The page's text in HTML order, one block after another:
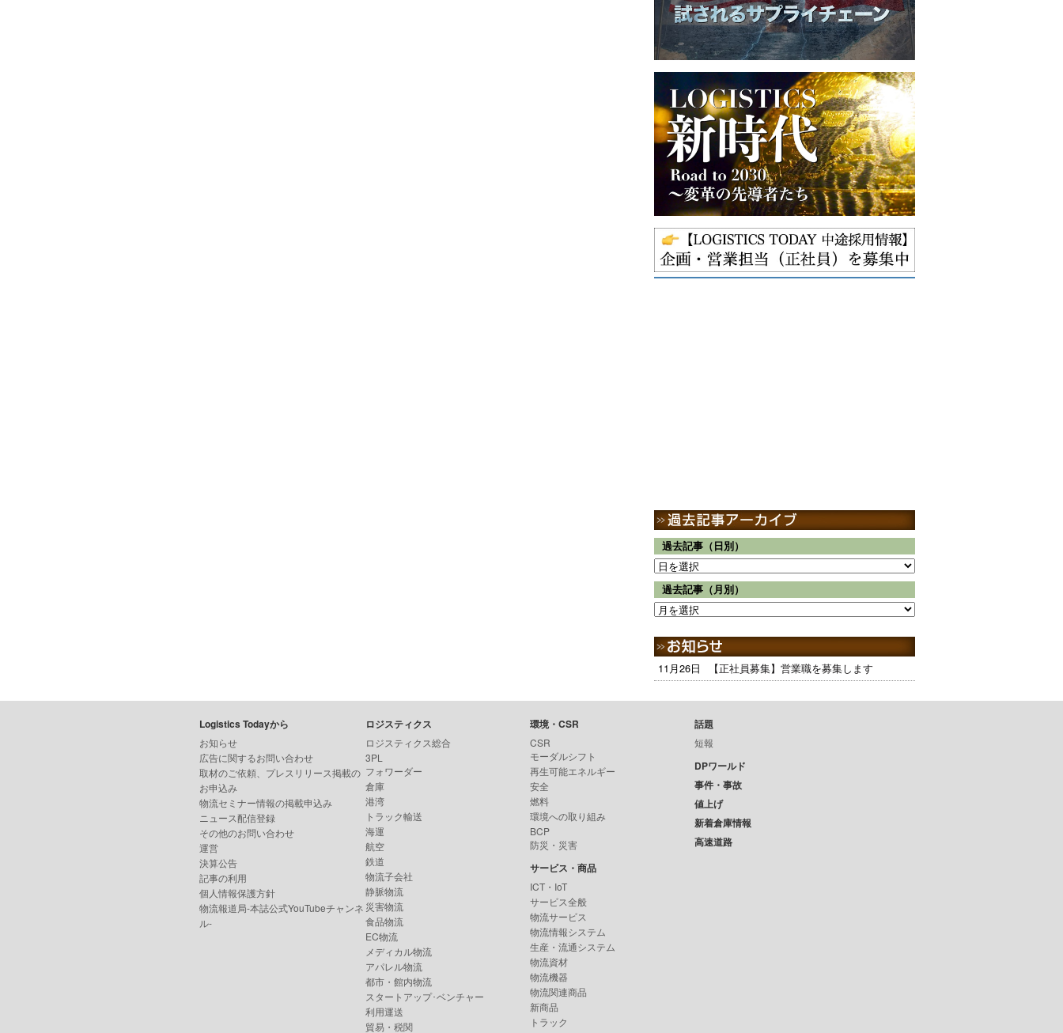
過去記事（日別）
過去記事（月別）
11月26日 【正社員募集】営業職を募集します
Logistics Todayから
お知らせ
広告に関するお問い合わせ
取材のご依頼、プレスリリース掲載の
お申込み
物流セミナー情報の掲載申込み
ニュース配信登録
その他のお問い合わせ
運営
決算公告
記事の利用
個人情報保護方針
物流報道局-本誌公式YouTubeチャンネ
ル-
ロジスティクス
ロジスティクス総合
3PL
フォワーダー
倉庫
港湾
トラック輸送
海運
航空
鉄道
物流子会社
静脈物流
災害物流
食品物流
EC物流
メディカル物流
アパレル物流
都市・館内物流
スタートアップ･ベンチャー
利用運送
貿易・税関
環境・CSR
CSR
モーダルシフト
再生可能エネルギー
安全
燃料
環境への取り組み
BCP
防災・災害
サービス・商品
ICT・IoT
サービス全般
物流サービス
物流情報システム
生産・流通システム
物流資材
物流機器
物流関連商品
新商品
トラック
話題
短報
DPワールド
事件・事故
値上げ
新着倉庫情報
高速道路